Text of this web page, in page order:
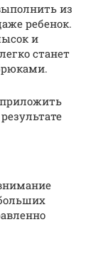
из
ребенок.
и
станет